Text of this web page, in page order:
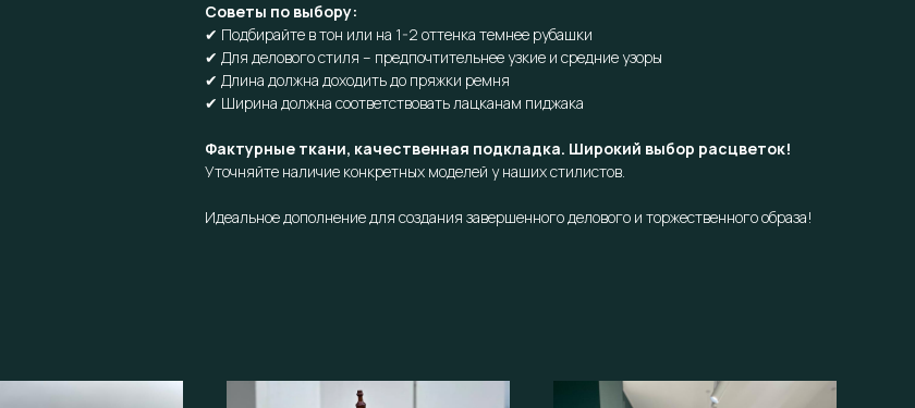
Советы по выбору:
✔ Подбирайте в тон или на 1-2 оттенка темнее рубашки
✔ Для делового стиля – предпочтительнее узкие и средние узоры
✔ Длина должна доходить до пряжки ремня
✔ Ширина должна соответствовать лацканам пиджака
Фактурные ткани, качественная подкладка. Широкий выбор расцветок!
Уточняйте наличие конкретных моделей у наших стилистов.
Идеальное дополнение для создания завершенного делового и торжественного образа!